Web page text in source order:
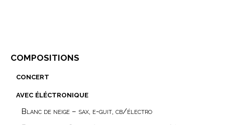
compositions
avec éléctronique
Blanc de neige – sax, e-guit, cb/électro
concert